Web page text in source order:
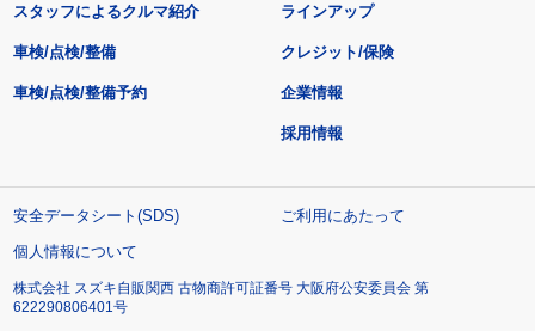
スタッフによるクルマ紹介 ラインアップ
車検/点検/整備 クレジット/保険
車検/点検/整備予約 企業情報
採用情報
安全データシート(SDS)
ご利用にあたって
個人情報について
株式会社 スズキ自販関西 古物商許可証番号 大阪府公安委員会 第
622290806401号